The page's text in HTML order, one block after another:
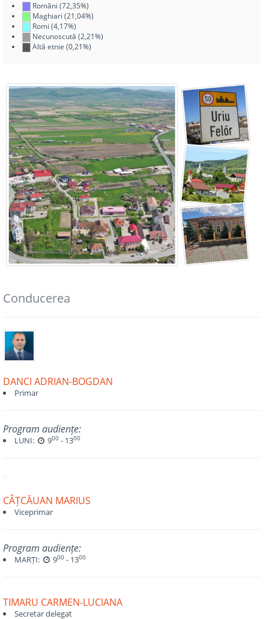
Români (72,35%)
Maghiari (21,04%)
Romi (4,17%)
Necunoscută (2,21%)
Altă etnie (0,21%)
Conducerea
DANCI ADRIAN-BOGDAN
Primar
Program audiențe:
LUNI: 900 - 1300
CÂȚCĂUAN MARIUS
Viceprimar
Program audiențe:
MARȚI: 900 - 1300
TIMARU CARMEN-LUCIANA
Secretar delegat